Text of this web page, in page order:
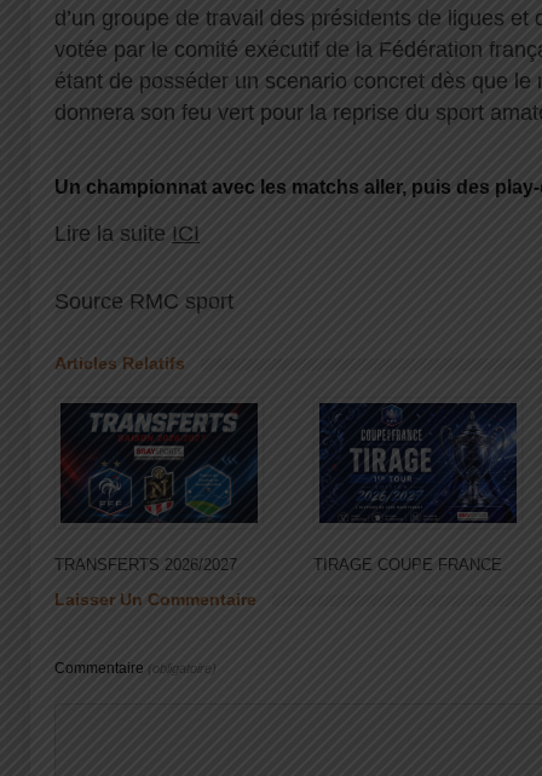
d’un groupe de travail des présidents de ligues et
votée par le comité exécutif de la Fédération
étant de posséder un scenario concret dès que le
donnera son feu vert pour la reprise du sport
Un championnat avec les matchs aller, puis des
Lire la suite ICI
Source RMC sport
Articles Relatifs
TRANSFERTS 2026/2027 TIRAGE COUPE FRANCE
Laisser Un Commentaire
Commentaire (obligatoire)